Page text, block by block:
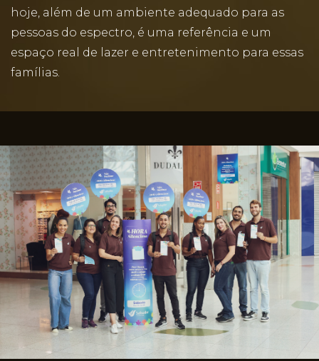
hoje, além de um ambiente adequado para as
pessoas do espectro, é uma referência e um
espaço real de lazer e entretenimento para essas
famílias.